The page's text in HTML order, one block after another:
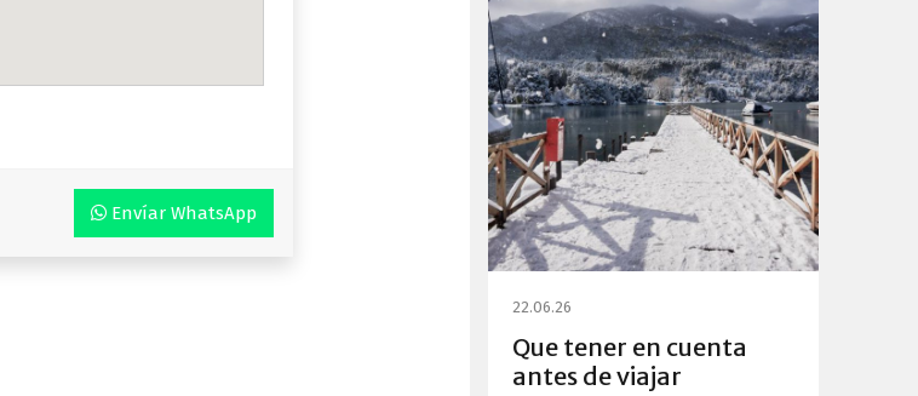
Envíar WhatsApp
22.06.26
Que tener en cuenta
antes de viajar